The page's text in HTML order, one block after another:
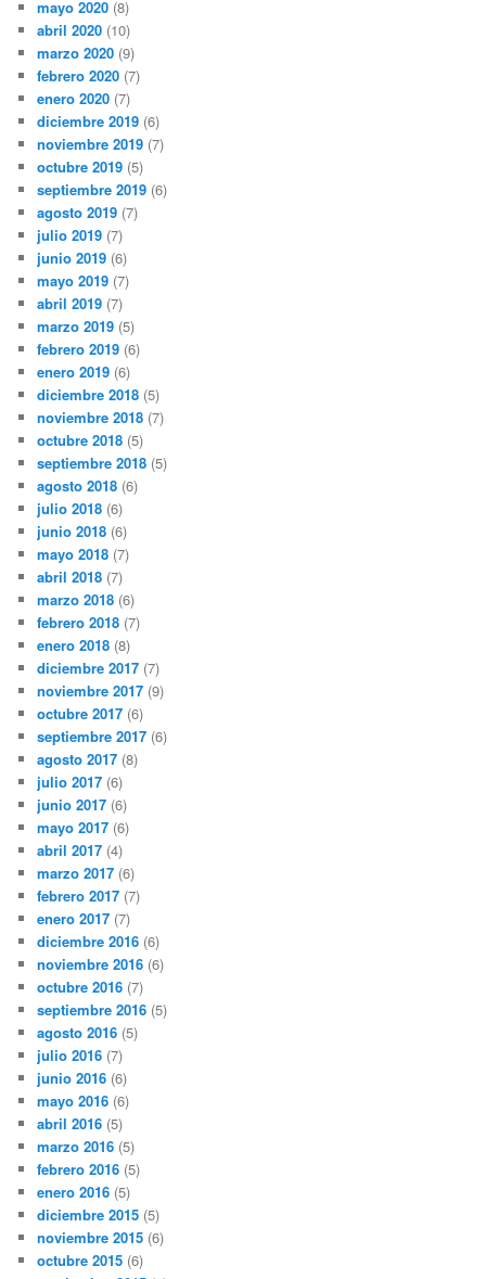
mayo 2020 (8)
abril 2020 (10)
marzo 2020 (9)
febrero 2020 (7)
enero 2020 (7)
diciembre 2019 (6)
noviembre 2019 (7)
octubre 2019 (5)
septiembre 2019 (6)
agosto 2019 (7)
julio 2019 (7)
junio 2019 (6)
mayo 2019 (7)
abril 2019 (7)
marzo 2019 (5)
febrero 2019 (6)
enero 2019 (6)
diciembre 2018 (5)
noviembre 2018 (7)
octubre 2018 (5)
septiembre 2018 (5)
agosto 2018 (6)
julio 2018 (6)
junio 2018 (6)
mayo 2018 (7)
abril 2018 (7)
marzo 2018 (6)
febrero 2018 (7)
enero 2018 (8)
diciembre 2017 (7)
noviembre 2017 (9)
octubre 2017 (6)
septiembre 2017 (6)
agosto 2017 (8)
julio 2017 (6)
junio 2017 (6)
mayo 2017 (6)
abril 2017 (4)
marzo 2017 (6)
febrero 2017 (7)
enero 2017 (7)
diciembre 2016 (6)
noviembre 2016 (6)
octubre 2016 (7)
septiembre 2016 (5)
agosto 2016 (5)
julio 2016 (7)
junio 2016 (6)
mayo 2016 (6)
abril 2016 (5)
marzo 2016 (5)
febrero 2016 (5)
enero 2016 (5)
diciembre 2015 (5)
noviembre 2015 (6)
octubre 2015 (6)